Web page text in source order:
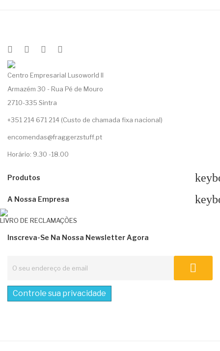
Centro Empresarial Lusoworld II
Armazém 30 - Rua Pé de Mouro
2710-335 Sintra
+351 214 671 214 (Custo de chamada fixa nacional)
encomendas@fraggerzstuff.pt
Horário: 9.30 -18.00
Produtos
A Nossa Empresa
LIVRO DE RECLAMAÇÕES
Inscreva-Se Na Nossa Newsletter Agora
Controle sua privacidade